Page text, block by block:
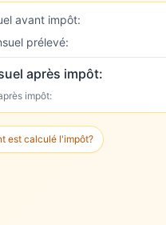
avant impôt:
prélevé:
après impôt:
impôt:
est calculé l'impôt?